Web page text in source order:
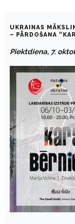
UKRAINAS
– PĀRDOŠANA
Piektdiena, 7.